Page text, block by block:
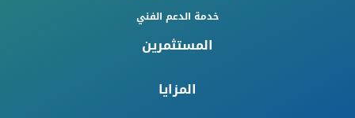
خدمة الدعم الفني
المستثمرين
المزايا